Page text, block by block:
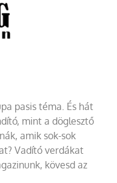
pasis téma. És hát
mint a döglesztő
amik sok-sok
Vadító verdákat
kövesd az